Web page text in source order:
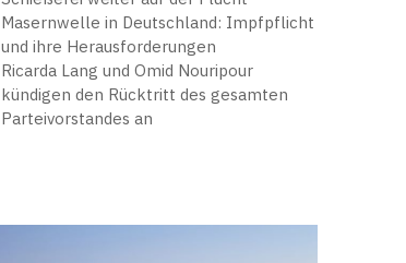
Masernwelle in Deutschland: Impfpflicht
und ihre Herausforderungen
Ricarda Lang und Omid Nouripour
kündigen den Rücktritt des gesamten
Parteivorstandes an